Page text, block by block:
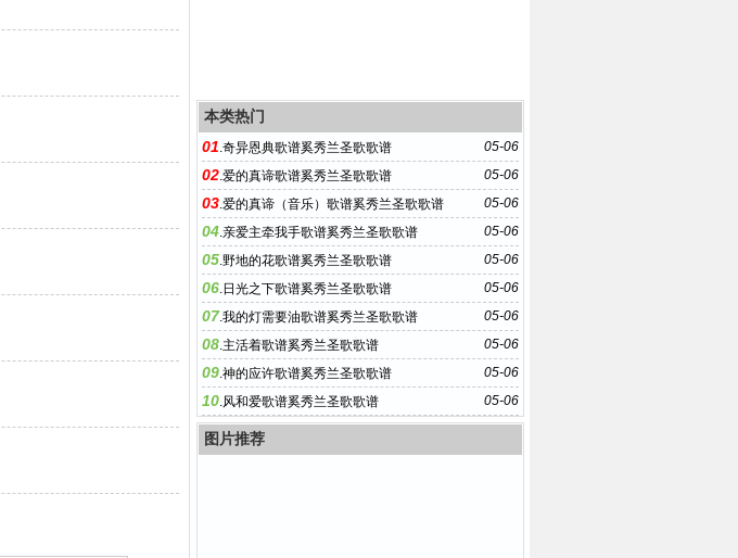
本类热门
05-06
01.奇异恩典歌谱奚秀兰圣歌歌谱
05-06
02.爱的真谛歌谱奚秀兰圣歌歌谱
05-06
03.爱的真谛（音乐）歌谱奚秀兰圣歌歌谱
05-06
04.亲爱主牵我手歌谱奚秀兰圣歌歌谱
05-06
05.野地的花歌谱奚秀兰圣歌歌谱
05-06
06.日光之下歌谱奚秀兰圣歌歌谱
05-06
07.我的灯需要油歌谱奚秀兰圣歌歌谱
05-06
08.主活着歌谱奚秀兰圣歌歌谱
05-06
09.神的应许歌谱奚秀兰圣歌歌谱
05-06
10.风和爱歌谱奚秀兰圣歌歌谱
图片推荐